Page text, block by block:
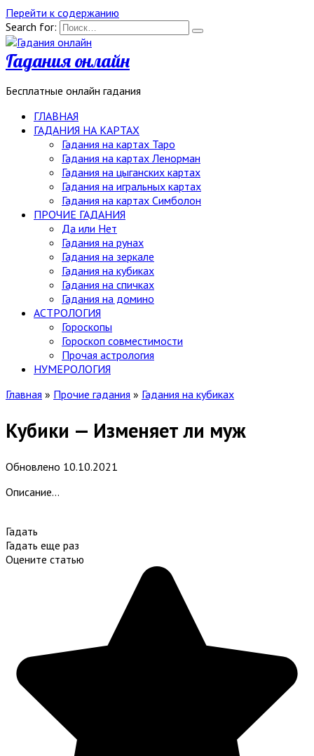
Перейти к содержанию
Search for:
Гадания онлайн
Бесплатные онлайн гадания
ГЛАВНАЯ
ГАДАНИЯ НА КАРТАХ
Гадания на картах Таро
Гадания на картах Ленорман
Гадания на цыганских картах
Гадания на игральных картах
Гадания на картах Симболон
ПРОЧИЕ ГАДАНИЯ
Да или Нет
Гадания на рунах
Гадания на зеркале
Гадания на кубиках
Гадания на спичках
Гадания на домино
АСТРОЛОГИЯ
Гороскопы
Гороскоп cовместимости
Прочая астрология
НУМЕРОЛОГИЯ
Главная » Прочие гадания » Гадания на кубиках
Кубики — Изменяет ли муж
Обновлено 10.10.2021
Описание…
Гадать
Гадать еще раз
Оцените статью